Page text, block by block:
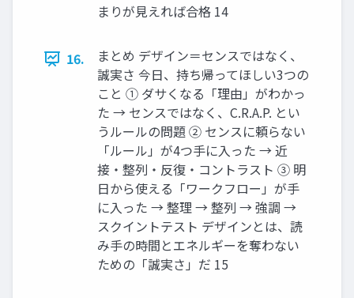
まりが見えれば合格 14
16.
まとめ デザイン＝センスではなく、
誠実さ 今日、持ち帰ってほしい3つの
こと ① ダサくなる「理由」がわかっ
た → センスではなく、C.R.A.P. とい
うルールの問題 ② センスに頼らない
「ルール」が4つ手に入った → 近
接・整列・反復・コントラスト ③ 明
日から使える「ワークフロー」が手
に入った → 整理 → 整列 → 強調 →
スクイントテスト デザインとは、読
み手の時間とエネルギーを奪わない
ための「誠実さ」だ 15